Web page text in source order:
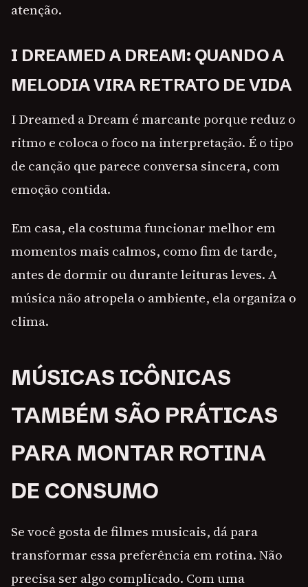
atenção.
I DREAMED A DREAM: QUANDO A
MELODIA VIRA RETRATO DE VIDA
I Dreamed a Dream é marcante porque reduz o
ritmo e coloca o foco na interpretação. É o tipo
de canção que parece conversa sincera, com
emoção contida.
Em casa, ela costuma funcionar melhor em
momentos mais calmos, como fim de tarde,
antes de dormir ou durante leituras leves. A
música não atropela o ambiente, ela organiza o
clima.
MÚSICAS ICÔNICAS
TAMBÉM SÃO PRÁTICAS
PARA MONTAR ROTINA
DE CONSUMO
Se você gosta de filmes musicais, dá para
transformar essa preferência em rotina. Não
precisa ser algo complicado. Com uma